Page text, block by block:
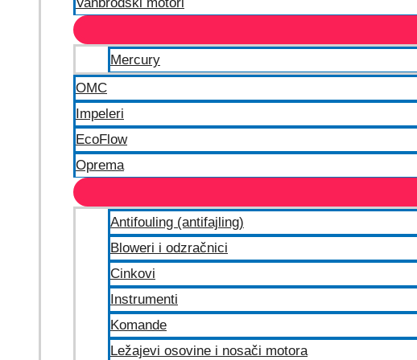
Mercury
OMC
Impeleri
EcoFlow
Oprema
Antifouling (antifajling)
Bloweri i odzračnici
Cinkovi
Instrumenti
Komande
Ležajevi osovine i nosači motora